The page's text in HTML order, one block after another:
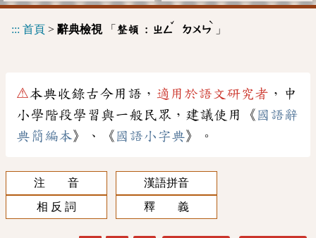
::: 首頁 > 辭典檢視「 整頓 : ㄓㄥ
ˇ
ㄉㄨㄣ
ˋ
」
⚠本典收錄古今用語， 適用於語文研究者 ，中
小學階段學習與一般民眾，建議使用《 國語辭
典簡編本》、《 國語小字典》。
注 音
漢語拼音
相 反 詞
釋 義